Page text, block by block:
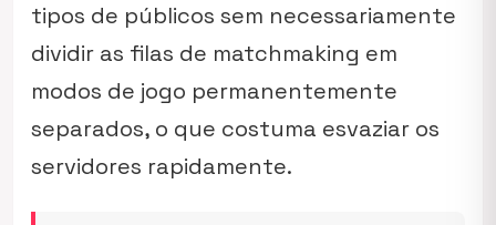
tipos de públicos sem necessariamente
dividir as filas de matchmaking em
modos de jogo permanentemente
separados, o que costuma esvaziar os
servidores rapidamente.